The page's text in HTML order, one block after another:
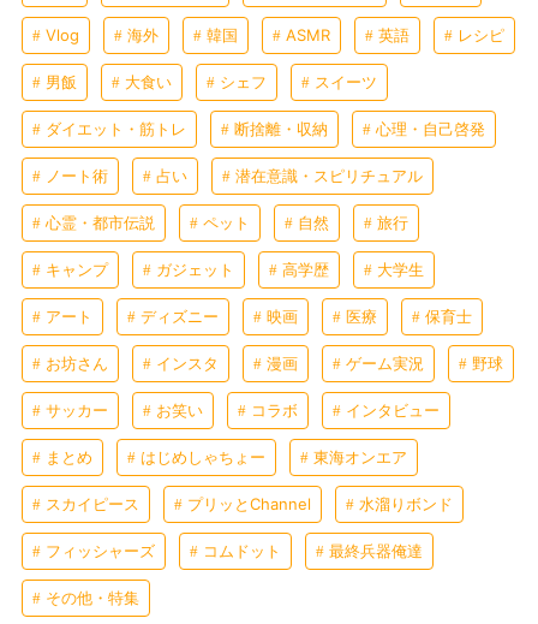
Vlog 海外 韓国 ASMR 英語 レシピ
男飯 大食い シェフ スイーツ
ダイエット・筋トレ 断捨離・収納 心理・自己啓発
ノート術 占い 潜在意識・スピリチュアル
心霊・都市伝説 ペット 自然 旅行
キャンプ ガジェット 高学歴 大学生
アート ディズニー 映画 医療 保育士
お坊さん インスタ 漫画 ゲーム実況 野球
サッカー お笑い コラボ インタビュー
まとめ はじめしゃちょー 東海オンエア
スカイピース プリッとChannel 水溜りボンド
フィッシャーズ コムドット 最終兵器俺達
その他・特集